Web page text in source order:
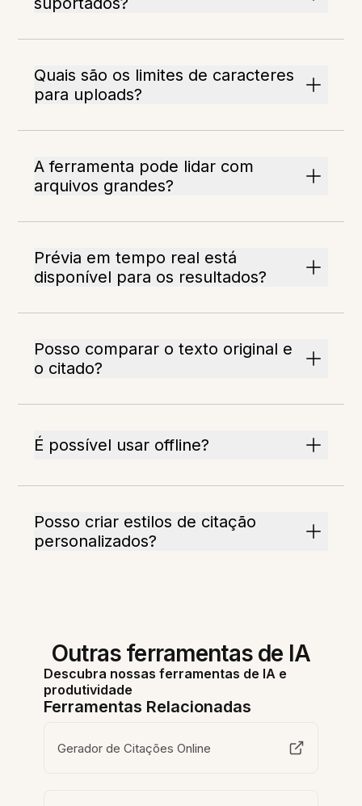
Quais são os limites de caracteres
para uploads?
A ferramenta pode lidar com
arquivos grandes?
Prévia em tempo real está
disponível para os resultados?
Posso comparar o texto original e
o citado?
É possível usar offline?
Posso criar estilos de citação
personalizados?
Outras ferramentas de IA
Descubra nossas ferramentas de IA e
produtividade
Ferramentas Relacionadas
Gerador de Citações Online